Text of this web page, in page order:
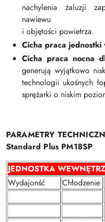
nachylenia żaluzji
nawiewu
i objętości powietrza.
Cicha praca jednostki
Cicha praca nocna
generują wyjątkowo
technologii ukośnych
sprężarki o niskim
PARAMETRY
Standard Plus PM18SP
JEDNOSTKA
Wydajonść
Chłodzenie